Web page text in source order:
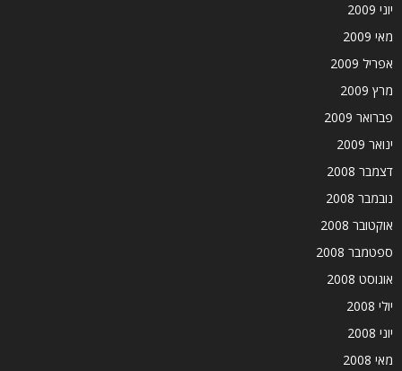
יוני 2009
מאי 2009
אפריל 2009
מרץ 2009
פברואר 2009
ינואר 2009
דצמבר 2008
נובמבר 2008
אוקטובר 2008
ספטמבר 2008
אוגוסט 2008
יולי 2008
יוני 2008
מאי 2008